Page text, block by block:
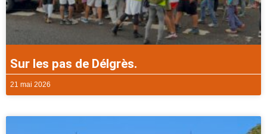
Sur les pas de Délgrès.
21 mai 2026